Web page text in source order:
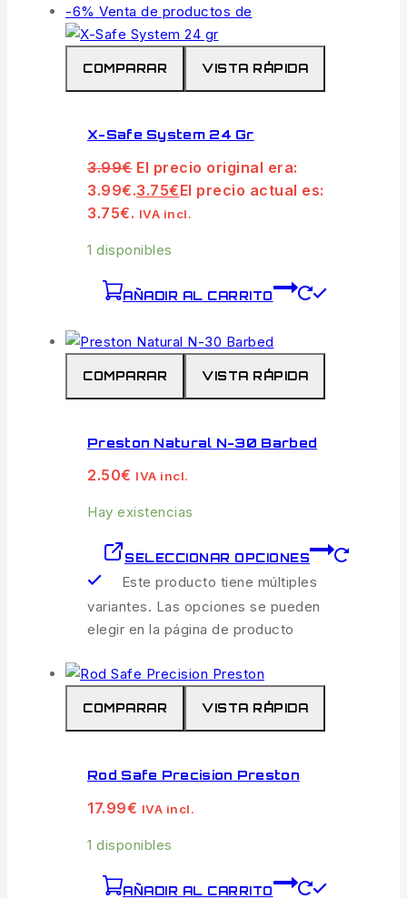
-6% Venta de productos de
COMPARAR VISTA RÁPIDA
X-Safe System 24 Gr
3.99€ El precio original era:
3.99€.3.75€El precio actual es:
3.75€. IVA incl.
1 disponibles
AÑADIR AL CARRITO
COMPARAR VISTA RÁPIDA
Preston Natural N-30 Barbed
2.50€ IVA incl.
Hay existencias
SELECCIONAR OPCIONES
Este producto tiene múltiples
variantes. Las opciones se pueden
elegir en la página de producto
COMPARAR VISTA RÁPIDA
Rod Safe Precision Preston
17.99€ IVA incl.
1 disponibles
AÑADIR AL CARRITO